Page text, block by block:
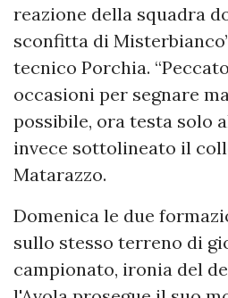
reazione della squadra
sconfitta di
tecnico Porchia.
occasioni per segnare
possibile, ora testa solo
invece sottolineato il
Matarazzo.
Domenica le due
sullo stesso terreno di
campionato, ironia del